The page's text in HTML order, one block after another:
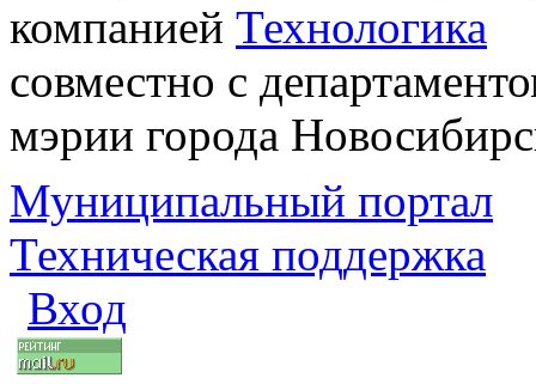
компанией Технологика
совместно с
мэрии города
Муниципальный портал
Техническая поддержка
Вход